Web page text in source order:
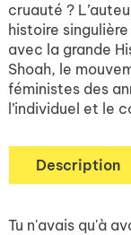
cruauté ?
histoire
avec la grande
Shoah, le
féministes des
l’individuel et le
Description
Tu n'avais qu'à